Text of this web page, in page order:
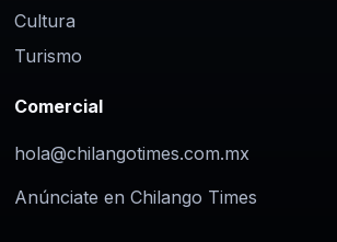
Cultura
Turismo
Comercial
hola@chilangotimes.com.mx
Anúnciate en Chilango Times